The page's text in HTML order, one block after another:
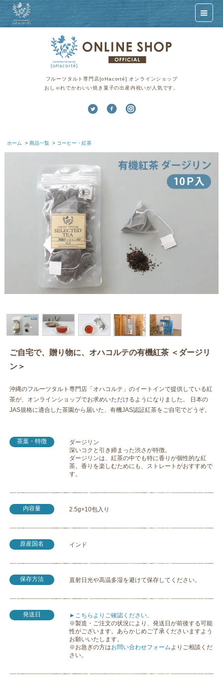
フルーツタルト専門店[oHacorté] オンラインショップ
おしゃれでかわいい焼き菓子の出産内祝いが人気です。
ホーム >商品一覧 > コーヒー・紅茶
ご自宅で、贈り物に、オハコルテの有機紅茶 ＜ダージリ
ン＞
沖縄のフルーツタルト専門店「オハコルテ」のイートインで提供している紅
茶が、オンラインショップでお求めいただけるようになりました。 日本の
JAS規格に適合した茶園から届いた、有機JAS認証紅茶をご自宅でどうぞ。
茶葉・特徴
ダージリン
深いコクと引き締まった渋さが特徴。
ダージリンは、紅茶の中でも特に香りが個性的な紅
茶。香りを楽しむためにも、ストレートがおすすめで
す。
内容量 2.5g×10包入り
原産国名 インド
保存方法 直射日光や高温多湿を避けて保存してください。
発送日
►こちらよりご確認ください。
※製造・ご注文の状況により、発送日が前後する可能
性がございます。あらかじめご了承くださいますよう
お願いいたします。
※お急ぎの方はお問い合わせフォームよりご相談くだ
さい。